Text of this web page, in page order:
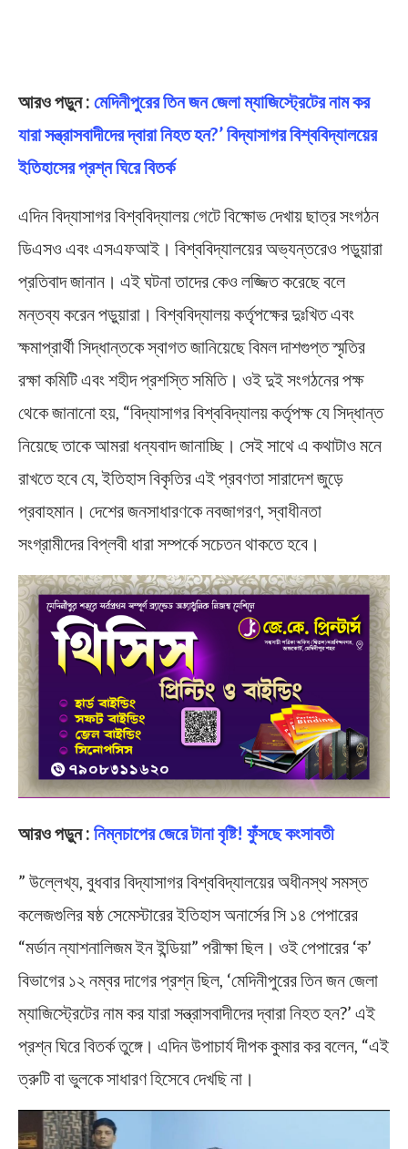
আরও পড়ুন : মেদিনীপুরের তিন জন জেলা ম্যাজিস্ট্রেটের নাম কর
যারা সন্ত্রাসবাদীদের দ্বারা নিহত হন?’ বিদ্যাসাগর বিশ্ববিদ্যালয়ের
ইতিহাসের প্রশ্ন ঘিরে বিতর্ক
এদিন বিদ্যাসাগর বিশ্ববিদ্যালয় গেটে বিক্ষোভ দেখায় ছাত্র সংগঠন
ডিএসও এবং এসএফআই। বিশ্ববিদ্যালয়ের অভ্যন্তরেও পড়ুয়ারা
প্রতিবাদ জানান। এই ঘটনা তাদের কেও লজ্জিত করেছে বলে
মন্তব্য করেন পড়ুয়ারা। বিশ্ববিদ্যালয় কর্তৃপক্ষের দুঃখিত এবং
ক্ষমাপ্রার্থী সিদ্ধান্তকে স্বাগত জানিয়েছে বিমল দাশগুপ্ত স্মৃতির
রক্ষা কমিটি এবং শহীদ প্রশস্তি সমিতি। ওই দুই সংগঠনের পক্ষ
থেকে জানানো হয়, “বিদ্যাসাগর বিশ্ববিদ্যালয় কর্তৃপক্ষ যে সিদ্ধান্ত
নিয়েছে তাকে আমরা ধন্যবাদ জানাচ্ছি। সেই সাথে এ কথাটাও মনে
রাখতে হবে যে, ইতিহাস বিকৃতির এই প্রবণতা সারাদেশ জুড়ে
প্রবাহমান। দেশের জনসাধারণকে নবজাগরণ, স্বাধীনতা
সংগ্রামীদের বিপ্লবী ধারা সম্পর্কে সচেতন থাকতে হবে।
আরও পড়ুন : নিম্নচাপের জেরে টানা বৃষ্টি! ফুঁসছে কংসাবতী
” উল্লেখ্য, বুধবার বিদ্যাসাগর বিশ্ববিদ্যালয়ের অধীনস্থ সমস্ত
কলেজগুলির ষষ্ঠ সেমেস্টারের ইতিহাস অনার্সের সি ১৪ পেপারের
“মর্ডান ন্যাশনালিজম ইন ইন্ডিয়া” পরীক্ষা ছিল। ওই পেপারের ‘ক’
বিভাগের ১২ নম্বর দাগের প্রশ্ন ছিল, ‘মেদিনীপুরের তিন জন জেলা
ম্যাজিস্ট্রেটের নাম কর যারা সন্ত্রাসবাদীদের দ্বারা নিহত হন?’ এই
প্রশ্ন ঘিরে বিতর্ক তুঙ্গে। এদিন উপাচার্য দীপক কুমার কর বলেন, “এই
ত্রুটি বা ভুলকে সাধারণ হিসেবে দেখছি না।